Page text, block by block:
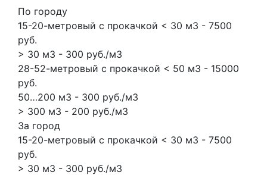
По городу
15-20-метровый с прокачкой < 30 м3 - 7500
руб.
> 30 м3 - 300 руб./м3
28-52-метровый с прокачкой < 50 м3 - 15000
руб.
50…200 м3 - 300 руб./м3
> 300 м3 - 200 руб./м3
За город
15-20-метровый с прокачкой < 30 м3 - 7500
руб.
> 30 м3 - 300 руб./м3